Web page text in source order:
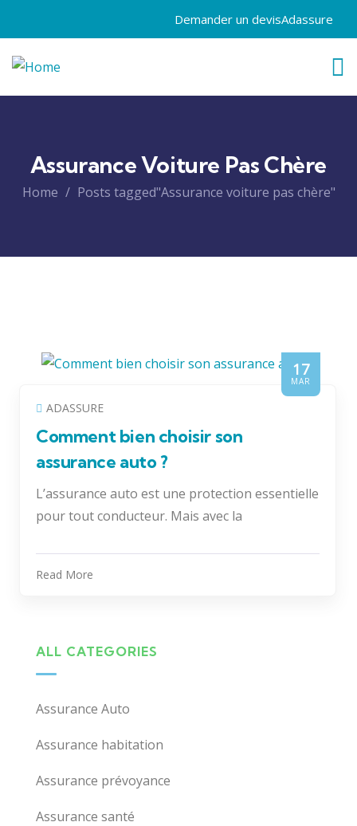
Demander un devisAdassure
Assurance Voiture Pas Chère
Home Posts tagged"Assurance voiture pas chère"
17
MAR
ADASSURE
Comment bien choisir son
assurance auto ?
L’assurance auto est une protection essentielle
pour tout conducteur. Mais avec la
Read More
ALL CATEGORIES
Assurance Auto
Assurance habitation
Assurance prévoyance
Assurance santé